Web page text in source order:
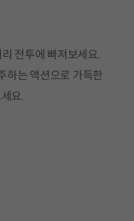
전투에 빠져보세요.
하는 액션으로 가득한
요.